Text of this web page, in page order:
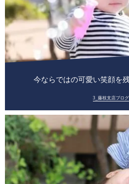
今ならではの可愛い笑顔を残
3_藤枝支店ブログ